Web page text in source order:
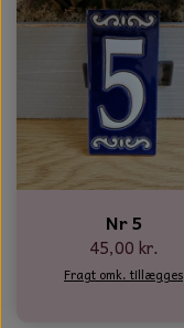
Nr 5
45,00 kr.
Fragt omk. tillægges